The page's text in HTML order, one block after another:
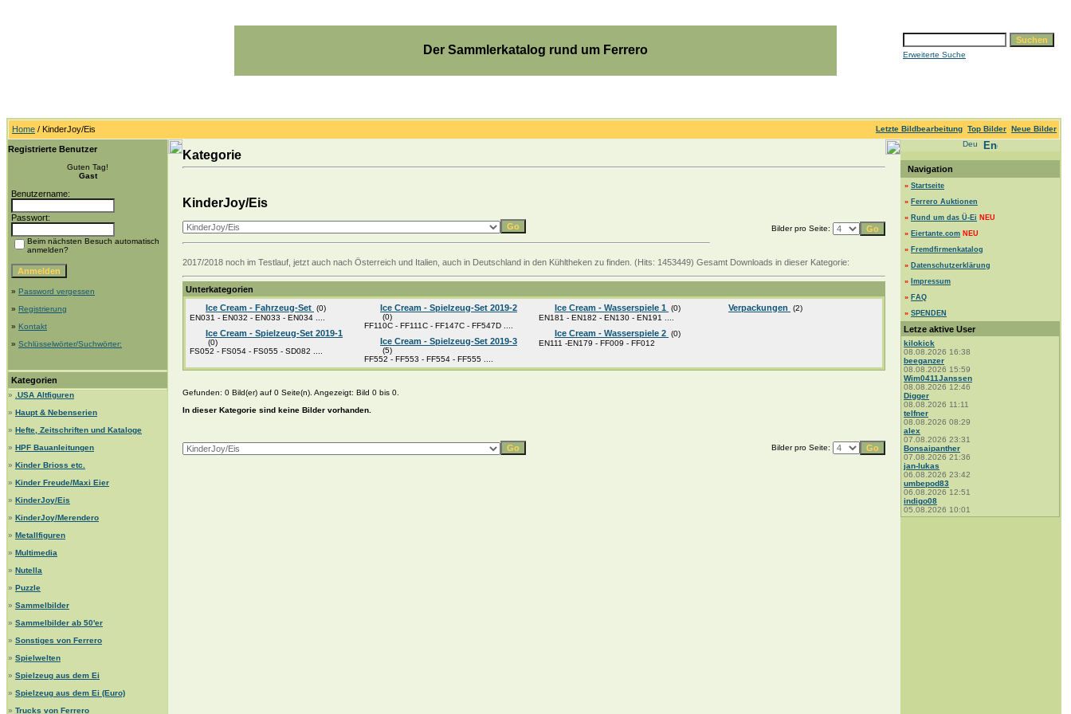
Der Sammlerkatalog rund um Ferrero Erweiterte Suche
Home / KinderJoy/Eis Letzte Bildbearbeitung Top Bilder Neue Bilder
Registrierte Benutzer
Guten Tag!
Gast
Benutzername:
Passwort:
Beim nächsten Besuch automatisch
anmelden?
» Password vergessen
» Registrierung
» Kontakt
» Schlüsselwörter/Suchwörter:
Kategorien
»
.USA Altfiguren
» Haupt & Nebenserien
» Hefte, Zeitschriften und Kataloge
» HPF Bauanleitungen
» Kinder Brioss etc.
» Kinder Freude/Maxi Eier
» KinderJoy/Eis
» KinderJoy/Merendero
» Metallfiguren
» Multimedia
» Nutella
» Puzzle
» Sammelbilder
» Sammelbilder ab 50'er
» Sonstiges von Ferrero
» Spielwelten
» Spielzeug aus dem Ei
» Spielzeug aus dem Ei (Euro)
» Trucks von Ferrero
Kategorie
KinderJoy/Eis
Bilder pro Seite:
2017/2018 noch im Testlauf, jetzt auch nach Österreich und Italien, auch in Deutschland in den Kühltheken zu finden. (Hits: 1453449) Gesamt Downloads in dieser Kategorie:
Unterkategorien
Ice Cream - Fahrzeug-Set (0)
EN031 - EN032 - EN033 - EN034 ....
Ice Cream - Spielzeug-Set 2019-1
(0)
FS052 - FS054 - FS055 - SD082 ....
Ice Cream - Spielzeug-Set 2019-2
(0)
FF110C - FF111C - FF147C - FF547D ....
Ice Cream - Spielzeug-Set 2019-3
(5)
FF552 - FF553 - FF554 - FF555 ....
Ice Cream - Wasserspiele 1 (0)
EN181 - EN182 - EN130 - EN191 ....
Ice Cream - Wasserspiele 2 (0)
EN111 -EN179 - FF009 - FF012
Verpackungen (2)
Gefunden: 0 Bild(er) auf 0 Seite(n). Angezeigt: Bild 0 bis 0.
In dieser Kategorie sind keine Bilder vorhanden.
Bilder pro Seite:
Navigation
» Startseite
» Ferrero Auktionen
» Rund um das Ü-Ei NEU
» Eiertante.com NEU
» Fremdfirmenkatalog
» Datenschutzerklärung
» Impressum
» FAQ
» SPENDEN
Letze aktive User
kilokick
08.08.2026 16:38
beeganzer
08.08.2026 15:59
Wim0411Janssen
08.08.2026 12:46
Digger
08.08.2026 11:11
telfner
08.08.2026 08:29
alex
07.08.2026 23:31
Bonsaipanther
07.08.2026 21:36
jan-lukas
06.08.2026 23:42
umbepod83
06.08.2026 12:51
indigo08
05.08.2026 10:01